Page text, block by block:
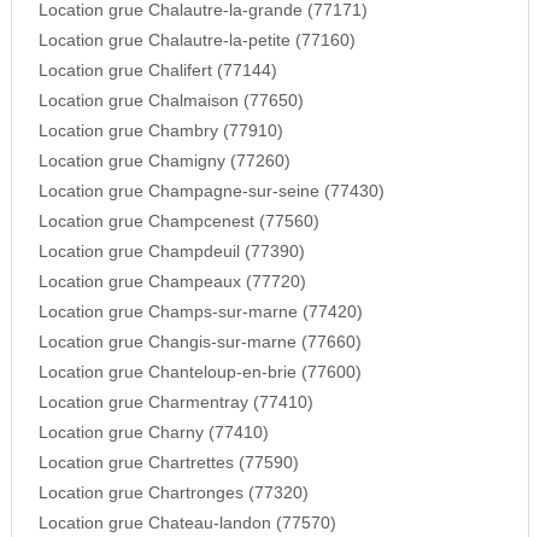
Location grue Chalautre-la-grande (77171)
Location grue Chalautre-la-petite (77160)
Location grue Chalifert (77144)
Location grue Chalmaison (77650)
Location grue Chambry (77910)
Location grue Chamigny (77260)
Location grue Champagne-sur-seine (77430)
Location grue Champcenest (77560)
Location grue Champdeuil (77390)
Location grue Champeaux (77720)
Location grue Champs-sur-marne (77420)
Location grue Changis-sur-marne (77660)
Location grue Chanteloup-en-brie (77600)
Location grue Charmentray (77410)
Location grue Charny (77410)
Location grue Chartrettes (77590)
Location grue Chartronges (77320)
Location grue Chateau-landon (77570)